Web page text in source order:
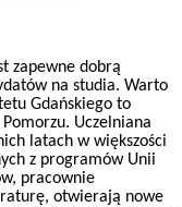
zapewne dobrą
na studia. Warto
Gdańskiego to
Uczelniana
latach w większości
z programów Unii
pracownie
otwierają nowe